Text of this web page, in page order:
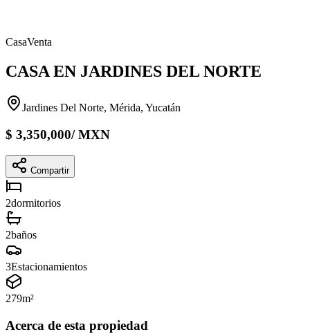
CasaVenta
CASA EN JARDINES DEL NORTE
Jardines Del Norte, Mérida, Yucatán
$ 3,350,000/MXN
Compartir
2dormitorios
2baños
3Estacionamientos
279m²
Acerca de esta propiedad